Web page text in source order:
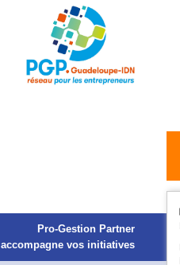
Pro-Gestion Partner
accompagne vos initiatives